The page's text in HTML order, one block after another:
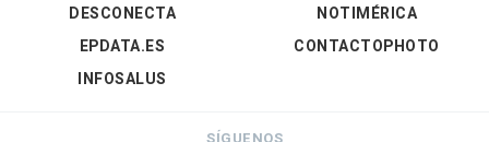
DESCONECTA
EPDATA.ES
INFOSALUS
NOTIMÉRICA
CONTACTOPHOTO